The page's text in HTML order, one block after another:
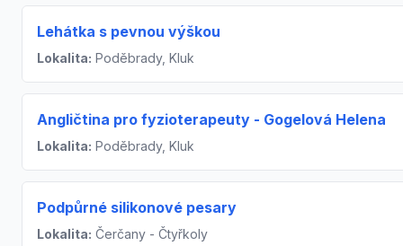
Lehátka s pevnou výškou
Lokalita: Poděbrady, Kluk
Angličtina pro fyzioterapeuty - Gogelová Helena
Lokalita: Poděbrady, Kluk
Podpůrné silikonové pesary
Lokalita: Čerčany - Čtyřkoly